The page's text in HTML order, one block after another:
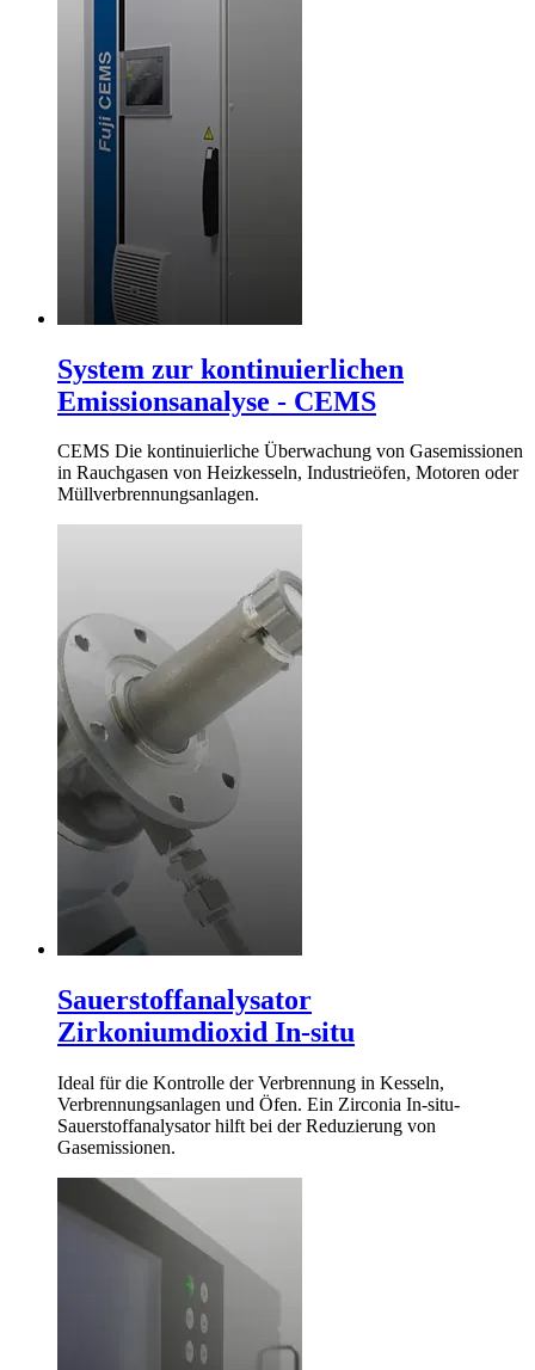
System zur kontinuierlichen
Emissionsanalyse - CEMS
CEMS Die kontinuierliche Überwachung von Gasemissionen
in Rauchgasen von Heizkesseln, Industrieöfen, Motoren oder
Müllverbrennungsanlagen.
Sauerstoffanalysator
Zirkoniumdioxid In-situ
Ideal für die Kontrolle der Verbrennung in Kesseln,
Verbrennungsanlagen und Öfen. Ein Zirconia In-situ-
Sauerstoffanalysator hilft bei der Reduzierung von
Gasemissionen.